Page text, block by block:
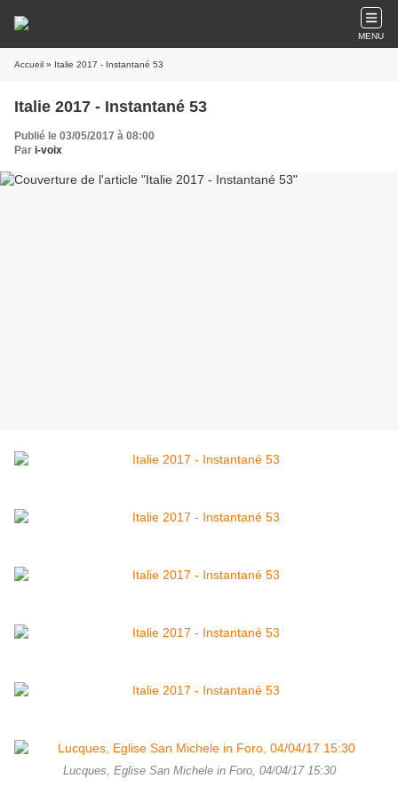
MENU
Accueil » Italie 2017 - Instantané 53
Italie 2017 - Instantané 53
Publié le 03/05/2017 à 08:00
Par i-voix
Lucques, Eglise San Michele in Foro, 04/04/17 15:30